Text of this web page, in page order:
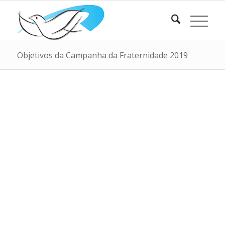
Objetivos da Campanha da Fraternidade 2019